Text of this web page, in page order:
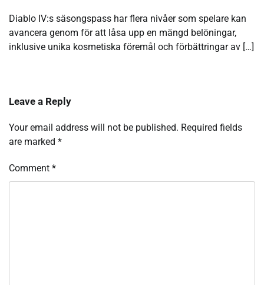
Diablo IV:s säsongspass har flera nivåer som spelare kan
avancera genom för att låsa upp en mängd belöningar,
inklusive unika kosmetiska föremål och förbättringar av […]
Leave a Reply
Your email address will not be published. Required fields
are marked *
Comment *